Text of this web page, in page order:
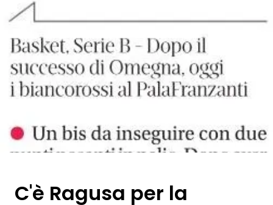
C'è Ragusa per la